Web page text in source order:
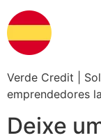
Verde Credit |
emprendedores
Deixe